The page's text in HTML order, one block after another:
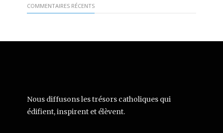
COMMENTAIRES RÉCENTS
Nous diffusons les trésors catholiques qui
édifient, inspirent et élèvent.